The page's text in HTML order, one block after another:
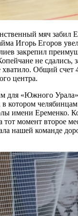
мяч забил
Игорь Егоров
закрепил
не сдались,
Общий счет
центра.
для «Южного
котором
имени Еременко.
тот момент второе
нашей команде